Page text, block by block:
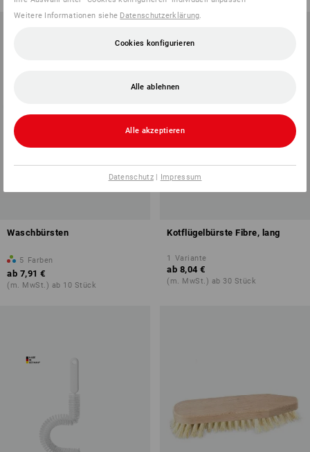
Waschbürsten
5 Farben
ab 7,91 €
(m. MwSt.) ab 10 Stück
Kotflügelbürste Fibre, lang
1 Variante
ab 8,04 €
(m. MwSt.) ab 30 Stück
Weitere Informationen siehe Datenschutzerklärung
Cookies konfigurieren
Alle ablehnen
Alle akzeptieren
Datenschutz| Impressum